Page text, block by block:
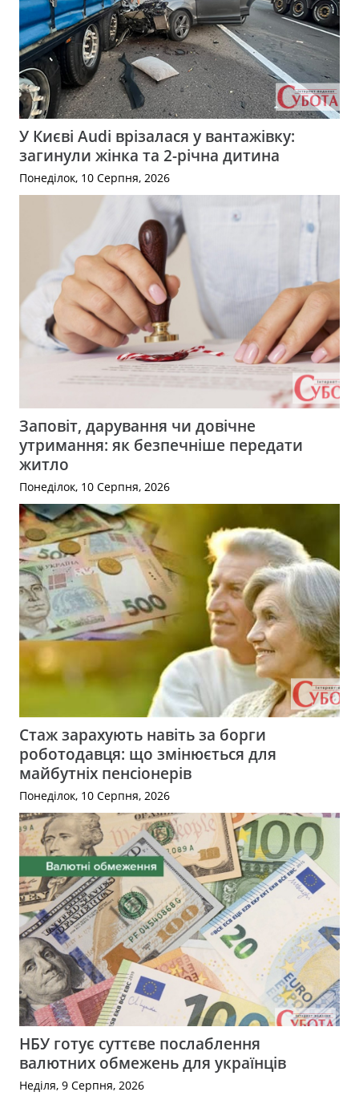
У Києві Audi врізалася у вантажівку:
загинули жінка та 2-річна дитина
Понеділок, 10 Серпня, 2026
Заповіт, дарування чи довічне
утримання: як безпечніше передати
житло
Понеділок, 10 Серпня, 2026
Стаж зарахують навіть за борги
роботодавця: що змінюється для
майбутніх пенсіонерів
Понеділок, 10 Серпня, 2026
НБУ готує суттєве послаблення
валютних обмежень для українців
Неділя, 9 Серпня, 2026